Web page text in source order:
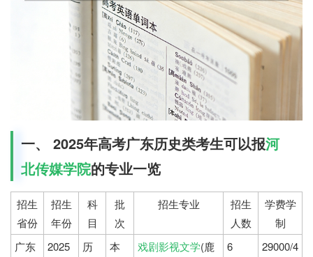
一、 2025年高考广东历史类考生可以报河
北传媒学院的专业一览
招生
省份
招生
年份
科
目
批
次
招生专业
招生
人数
学费学
制
广东
2025
历
本
戏剧影视文学(鹿
6 29000/4